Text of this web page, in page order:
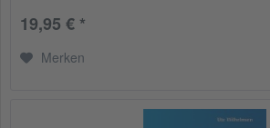
19,95 € *
Merken